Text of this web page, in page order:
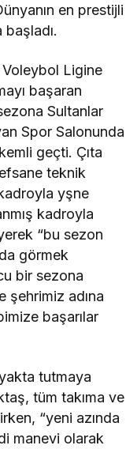
en prestijli
Voleybol Ligine
başaran
Sultanlar
Spor Salonunda
geçti. Çıta
teknik
yşne
kadroyla
“bu sezon
görmek
bir sezona
şehrimiz adına
başarılar
tutmaya
tüm takıma ve
“yeni azında
manevi olarak